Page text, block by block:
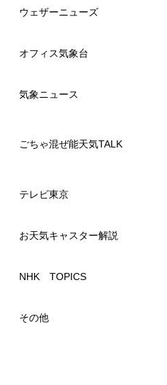
ウェザーニューズ
オフィス気象台
気象ニュース
ごちゃ混ぜ能天気TALK
テレビ東京
お天気キャスター解説
NHK TOPICS
その他